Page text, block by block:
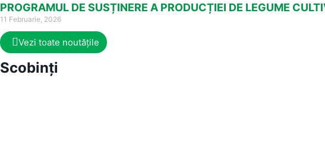
PROGRAMUL DE SUSȚINERE A PRODUCȚIEI DE LEGUME
11 Februarie, 2026
Vezi toate noutățile
Scobinți